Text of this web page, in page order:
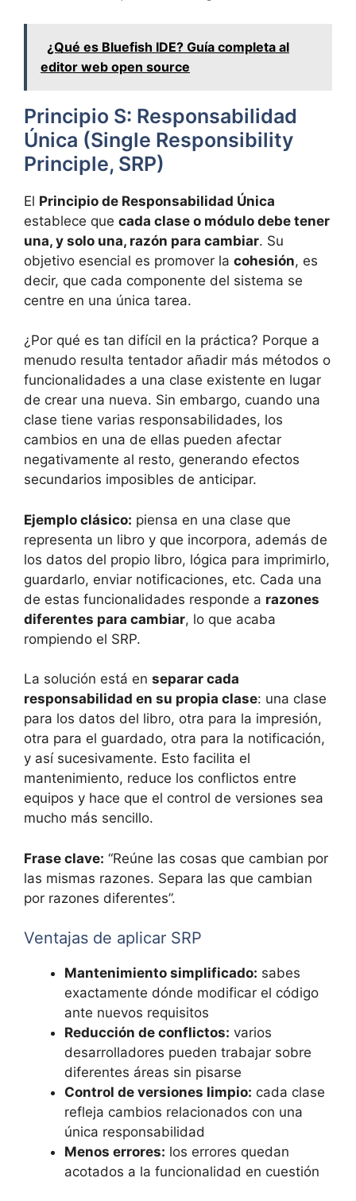
¿Qué es Bluefish IDE? Guía completa al
editor web open source
Principio S: Responsabilidad
Única (Single Responsibility
Principle, SRP)
El Principio de Responsabilidad Única
establece que cada clase o módulo debe tener
una, y solo una, razón para cambiar. Su
objetivo esencial es promover la cohesión, es
decir, que cada componente del sistema se
centre en una única tarea.
¿Por qué es tan difícil en la práctica? Porque a
menudo resulta tentador añadir más métodos o
funcionalidades a una clase existente en lugar
de crear una nueva. Sin embargo, cuando una
clase tiene varias responsabilidades, los
cambios en una de ellas pueden afectar
negativamente al resto, generando efectos
secundarios imposibles de anticipar.
Ejemplo clásico: piensa en una clase que
representa un libro y que incorpora, además de
los datos del propio libro, lógica para imprimirlo,
guardarlo, enviar notificaciones, etc. Cada una
de estas funcionalidades responde a razones
diferentes para cambiar, lo que acaba
rompiendo el SRP.
La solución está en separar cada
responsabilidad en su propia clase: una clase
para los datos del libro, otra para la impresión,
otra para el guardado, otra para la notificación,
y así sucesivamente. Esto facilita el
mantenimiento, reduce los conflictos entre
equipos y hace que el control de versiones sea
mucho más sencillo.
Frase clave: “Reúne las cosas que cambian por
las mismas razones. Separa las que cambian
por razones diferentes”.
Ventajas de aplicar SRP
Mantenimiento simplificado: sabes
exactamente dónde modificar el código
ante nuevos requisitos
Reducción de conflictos: varios
desarrolladores pueden trabajar sobre
diferentes áreas sin pisarse
Control de versiones limpio: cada clase
refleja cambios relacionados con una
única responsabilidad
Menos errores: los errores quedan
acotados a la funcionalidad en cuestión